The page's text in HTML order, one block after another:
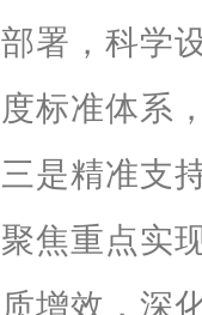
部署，科学
度标准体系
三是精准支
聚焦重点实
质增效，深